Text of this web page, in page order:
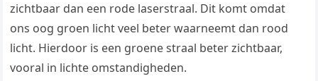
zichtbaar dan een rode laserstraal. Dit komt omdat
ons oog groen licht veel beter waarneemt dan rood
licht. Hierdoor is een groene straal beter zichtbaar,
vooral in lichte omstandigheden.